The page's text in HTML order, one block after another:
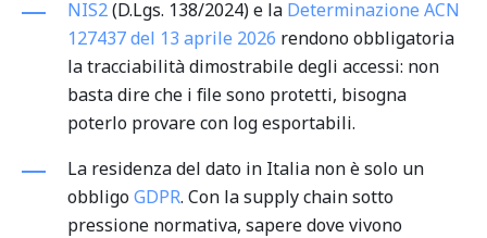
NIS2(D.Lgs. 138/2024) e la Determinazione ACN
127437 del 13 aprile 2026 rendono obbligatoria
la tracciabilità dimostrabile degli accessi: non
basta dire che i file sono protetti, bisogna
poterlo provare con log esportabili.
La residenza del dato in Italia non è solo un
obbligoGDPR. Con la supply chain sotto
pressione normativa, sapere dove vivono